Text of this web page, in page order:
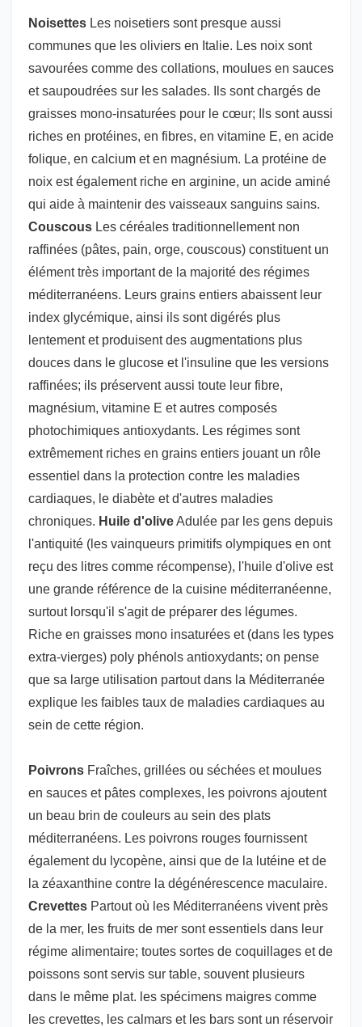
Noisettes Les noisetiers sont presque aussi
communes que les oliviers en Italie. Les noix sont
savourées comme des collations, moulues en sauces
et saupoudrées sur les salades. Ils sont chargés de
graisses mono-insaturées pour le cœur; Ils sont aussi
riches en protéines, en fibres, en vitamine E, en acide
folique, en calcium et en magnésium. La protéine de
noix est également riche en arginine, un acide aminé
qui aide à maintenir des vaisseaux sanguins sains.
Couscous Les céréales traditionnellement non
raffinées (pâtes, pain, orge, couscous) constituent un
élément très important de la majorité des régimes
méditerranéens. Leurs grains entiers abaissent leur
index glycémique, ainsi ils sont digérés plus
lentement et produisent des augmentations plus
douces dans le glucose et l'insuline que les versions
raffinées; ils préservent aussi toute leur fibre,
magnésium, vitamine E et autres composés
photochimiques antioxydants. Les régimes sont
extrêmement riches en grains entiers jouant un rôle
essentiel dans la protection contre les maladies
cardiaques, le diabète et d'autres maladies
chroniques. Huile d'oliveAdulée par les gens depuis
l'antiquité (les vainqueurs primitifs olympiques en ont
reçu des litres comme récompense), l'huile d'olive est
une grande référence de la cuisine méditerranéenne,
surtout lorsqu'il s'agit de préparer des légumes.
Riche en graisses mono insaturées et (dans les types
extra-vierges) poly phénols antioxydants; on pense
que sa large utilisation partout dans la Méditerranée
explique les faibles taux de maladies cardiaques au
sein de cette région.
Poivrons Fraîches, grillées ou séchées et moulues
en sauces et pâtes complexes, les poivrons ajoutent
un beau brin de couleurs au sein des plats
méditerranéens. Les poivrons rouges fournissent
également du lycopène, ainsi que de la lutéine et de
la zéaxanthine contre la dégénérescence maculaire.
Crevettes Partout où les Méditerranéens vivent près
de la mer, les fruits de mer sont essentiels dans leur
régime alimentaire; toutes sortes de coquillages et de
poissons sont servis sur table, souvent plusieurs
dans le même plat. les spécimens maigres comme
les crevettes, les calmars et les bars sont un réservoir